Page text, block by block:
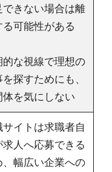
できない場合は離
る可能性がある
的な視線で理想の
探すためにも、
体を気にしない
サイトは求職者自
求人へ応募できる
、幅広い企業への